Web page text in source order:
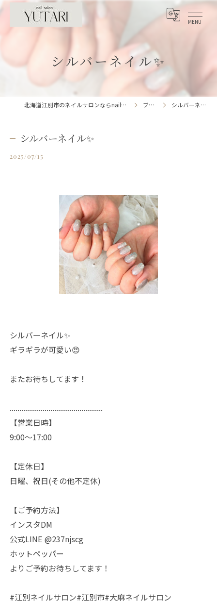
シルバーネイル✨
北海道江別市のネイルサロンならnailsalon YUTARI ブログ シルバーネイル✨
シルバーネイル✨
2025/07/15
シルバーネイル✨
ギラギラが可愛い😍
またお待ちしてます！
................................................
【営業日時】
9:00〜17:00
【定休日】
日曜、祝日(その他不定休)
【ご予約方法】
インスタDM
公式LINE @237njscg
ホットペッパー
よりご予約お待ちしてます！
#江別ネイルサロン#江別市#大麻ネイルサロン